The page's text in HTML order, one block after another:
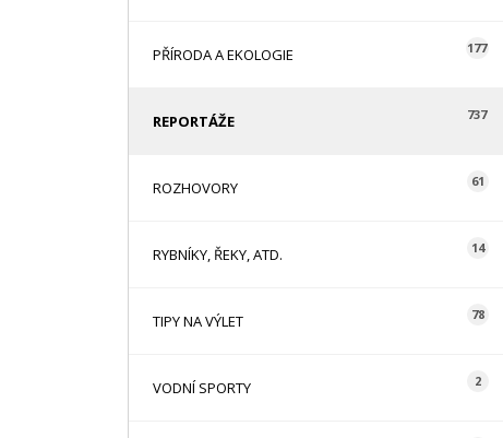
PŘÍRODA A EKOLOGIE 177
REPORTÁŽE 737
ROZHOVORY 61
RYBNÍKY, ŘEKY, ATD. 14
TIPY NA VÝLET 78
VODNÍ SPORTY 2